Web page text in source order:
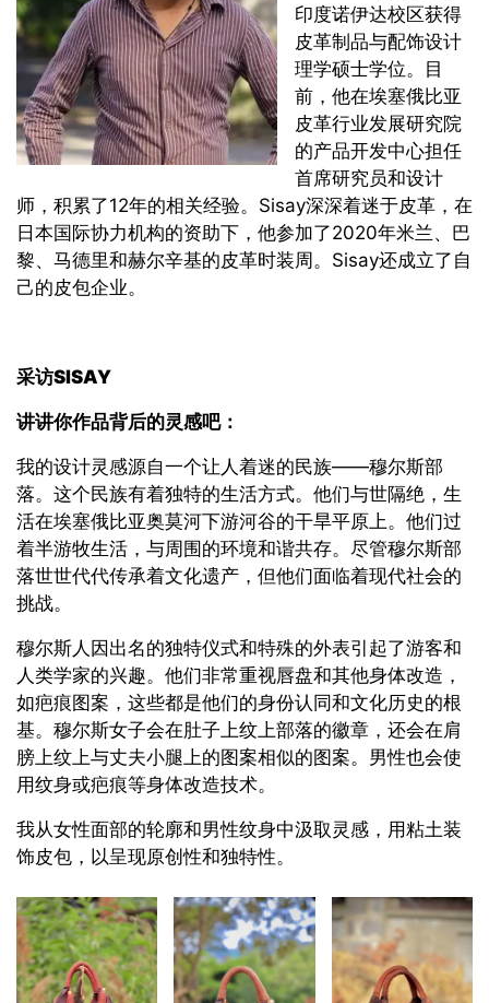
印度诺伊达校区获得
皮革制品与配饰设计
理学硕士学位。目
前，他在埃塞俄比亚
皮革行业发展研究院
的产品开发中心担任
首席研究员和设计
师，积累了12年的相关经验。Sisay深深着迷于皮革，在
日本国际协力机构的资助下，他参加了2020年米兰、巴
黎、马德里和赫尔辛基的皮革时装周。Sisay还成立了自
己的皮包企业。
采访SISAY
讲讲你作品背后的灵感吧：
我的设计灵感源自一个让人着迷的民族——穆尔斯部
落。这个民族有着独特的生活方式。他们与世隔绝，生
活在埃塞俄比亚奥莫河下游河谷的干旱平原上。他们过
着半游牧生活，与周围的环境和谐共存。尽管穆尔斯部
落世世代代传承着文化遗产，但他们面临着现代社会的
挑战。
穆尔斯人因出名的独特仪式和特殊的外表引起了游客和
人类学家的兴趣。他们非常重视唇盘和其他身体改造，
如疤痕图案，这些都是他们的身份认同和文化历史的根
基。穆尔斯女子会在肚子上纹上部落的徽章，还会在肩
膀上纹上与丈夫小腿上的图案相似的图案。男性也会使
用纹身或疤痕等身体改造技术。
我从女性面部的轮廓和男性纹身中汲取灵感，用粘土装
饰皮包，以呈现原创性和独特性。